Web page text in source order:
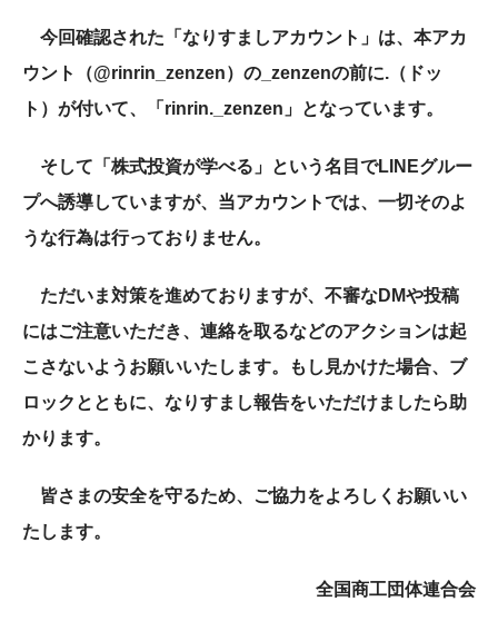
今回確認された「なりすましアカウント」は、本アカ
ウント（@rinrin_zenzen）の zenzenの前に. （ドッ
ト）が付いて、「 rinrin._ zenzen 」となっています。
そして「株式投資が学べる」という名目でLINEグルー
プへ誘導していますが、当アカウントでは、一切そのよ
うな行為は行っておりません。
ただいま対策を進めておりますが、不審なDMや投稿
にはご注意いただき、連絡を取るなどのアクションは起
こさないようお願いいたします。もし見かけた場合、ブ
ロックとともに、なりすまし報告をいただけましたら助
かります。
皆さまの安全を守るため、ご協力をよろしくお願いい
たします。
全国商工団体連合会